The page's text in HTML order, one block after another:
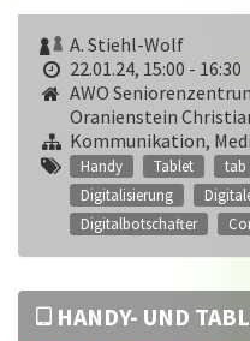
A. Stiehl-Wolf
22.01.24, 15:00 - 16:30
AWO
Oranienstein
Kommunikation,
Handy Tablet tab
Digitalisierung
Digitalbotschafter
HANDY- UND